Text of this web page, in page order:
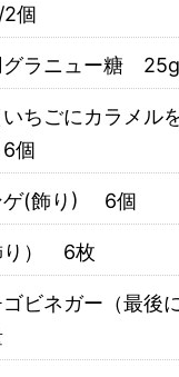
個
グラニュー糖 25g
ちごにカラメル
個
ゲ(飾り) 6個
り） 6枚
ビネガー（最後